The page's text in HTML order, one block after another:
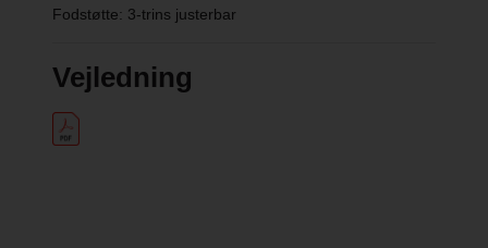
Fodstøtte: 3-trins justerbar
Vejledning